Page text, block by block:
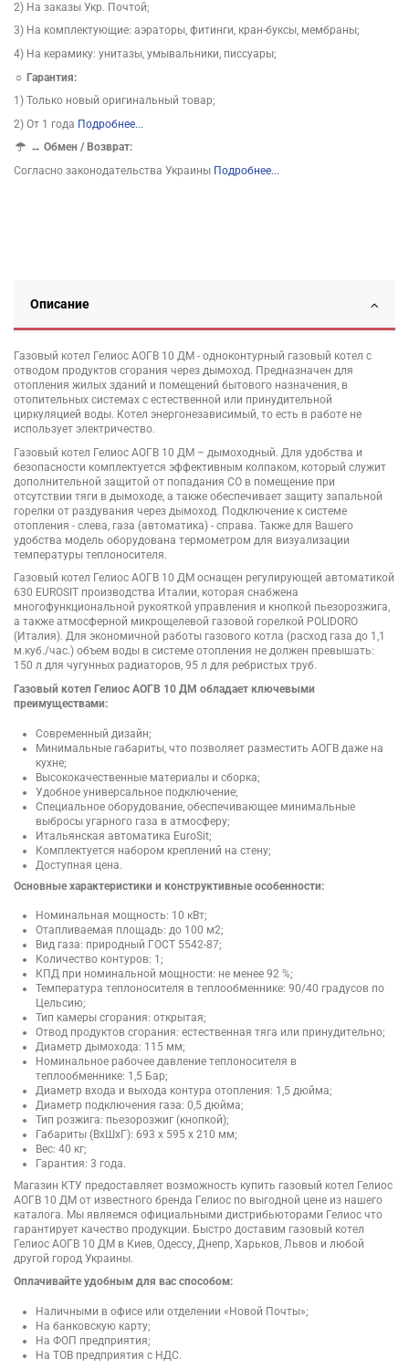
2) На заказы Укр. Почтой;
3) На комплектующие: аэраторы, фитинги, кран-буксы, мембраны;
4) На керамику: унитазы, умывальники, писсуары;
☼ Гарантия:
1) Только новый оригинальный товар;
2) От 1 года Подробнее...
↔Обмен / Возврат:
Согласно законодательства Украины Подробнее...
Описание
Газовый котел Гелиос АОГВ 10 ДМ - одноконтурный газовый котел с
отводом продуктов сгорания через дымоход. Предназначен для
отопления жилых зданий и помещений бытового назначения, в
отопительных системах с естественной или принудительной
циркуляцией воды. Котел энергонезависимый, то есть в работе не
использует электричество.
Газовый котел Гелиос АОГВ 10 ДМ – дымоходный. Для удобства и
безопасности комплектуется эффективным колпаком, который служит
дополнительной защитой от попадания СО в помещение при
отсутствии тяги в дымоходе, а также обеспечивает защиту запальной
горелки от раздувания через дымоход. Подключение к системе
отопления - слева, газа (автоматика) - справа. Также для Вашего
удобства модель оборудована термометром для визуализации
температуры теплоносителя.
Газовый котел Гелиос АОГВ 10 ДМ оснащен регулирующей автоматикой
630 EUROSIT производства Италии, которая снабжена
многофункциональной рукояткой управления и кнопкой пьезорозжига,
а также атмосферной микрощелевой газовой горелкой POLIDORO
(Италия). Для экономичной работы газового котла (расход газа до 1,1
м.куб./час.) объем воды в системе отопления не должен превышать:
150 л для чугунных радиаторов, 95 л для ребристых труб.
Газовый котел Гелиос АОГВ 10 ДМ обладает ключевыми
преимуществами:
Современный дизайн;
Минимальные габариты, что позволяет разместить АОГВ даже на
кухне;
Высококачественные материалы и сборка;
Удобное универсальное подключение;
Специальное оборудование, обеспечивающее минимальные
выбросы угарного газа в атмосферу;
Итальянская автоматика EuroSit;
Комплектуется набором креплений на стену;
Доступная цена.
Основные характеристики и конструктивные особенности:
Номинальная мощность: 10 кВт;
Отапливаемая площадь: до 100 м2;
Вид газа: природный ГОСТ 5542-87;
Количество контуров: 1;
КПД при номинальной мощности: не менее 92 %;
Температура теплоносителя в теплообменнике: 90/40 градусов по
Цельсию;
Тип камеры сгорания: открытая;
Отвод продуктов сгорания: естественная тяга или принудительно;
Диаметр дымохода: 115 мм;
Номинальное рабочее давление теплоносителя в
теплообменнике: 1,5 Бар;
Диаметр входа и выхода контура отопления: 1,5 дюйма;
Диаметр подключения газа: 0,5 дюйма;
Тип розжига: пьезорозжиг (кнопкой);
Габариты (ВхШхГ): 693 х 595 х 210 мм;
Вес: 40 кг;
Гарантия: 3 года.
Магазин КТУ предоставляет возможность купить газовый котел Гелиос
АОГВ 10 ДМ от известного бренда Гелиос по выгодной цене из нашего
каталога. Мы являемся официальными дистрибьюторами Гелиос что
гарантирует качество продукции. Быстро доставим газовый котел
Гелиос АОГВ 10 ДМ в Киев, Одессу, Днепр, Харьков, Львов и любой
другой город Украины.
Оплачивайте удобным для вас способом:
Наличными в офисе или отделении «Новой Почты»;
На банковскую карту;
На ФОП предприятия;
На ТОВ предприятия с НДС.